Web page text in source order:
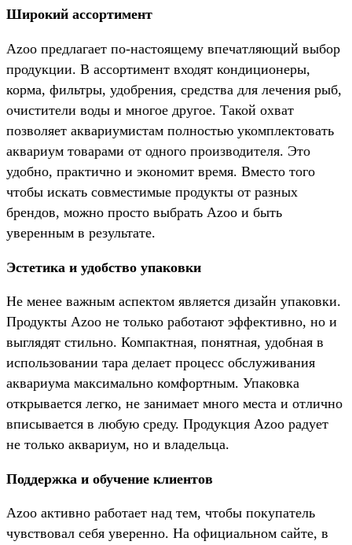
Широкий ассортимент
Azoo предлагает по-настоящему впечатляющий выбор
продукции. В ассортимент входят кондиционеры,
корма, фильтры, удобрения, средства для лечения рыб,
очистители воды и многое другое. Такой охват
позволяет аквариумистам полностью укомплектовать
аквариум товарами от одного производителя. Это
удобно, практично и экономит время. Вместо того
чтобы искать совместимые продукты от разных
брендов, можно просто выбрать Azoo и быть
уверенным в результате.
Эстетика и удобство упаковки
Не менее важным аспектом является дизайн упаковки.
Продукты Azoo не только работают эффективно, но и
выглядят стильно. Компактная, понятная, удобная в
использовании тара делает процесс обслуживания
аквариума максимально комфортным. Упаковка
открывается легко, не занимает много места и отлично
вписывается в любую среду. Продукция Azoo радует
не только аквариум, но и владельца.
Поддержка и обучение клиентов
Azoo активно работает над тем, чтобы покупатель
чувствовал себя уверенно. На официальном сайте, в